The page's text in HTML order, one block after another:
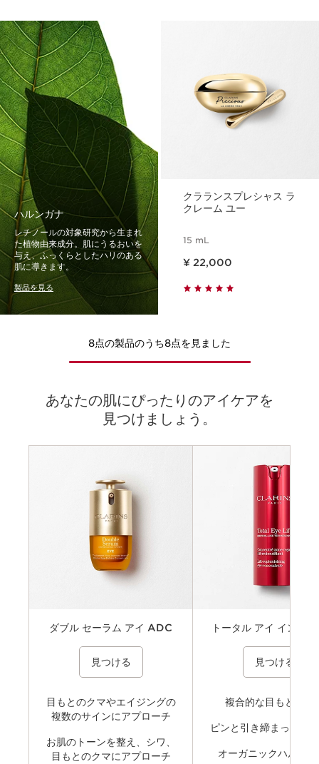
ハルンガナ
レチノールの対象研究から生まれ
た植物由来成分。肌にうるおいを
与え、ふっくらとしたハリのある
肌に導きます。
製品を見る
クラランスプレシャス ラ
クレーム ユー
15 mL
¥ 22,000
8点の製品のうち8点を見ました
あなたの肌にぴったりのアイケアを
見つけましょう。
ダブル セーラム アイ ADC
目もとにハリとうるおい、輝きを与え、印象
見つける
目もとのクマやエイジングの
複数のサインにアプローチ
お肌のトーンを整え、シワ、
目もとのクマにアプローチ
トータル アイ インテ
年齢とともに気になる目もとの悩
ーチする美容液。ハリのある、引
印象的な目もとへ。リフィル対応
見つける
複合的な目もと悩み
ピンと引き締まった目
オーガニックハルン